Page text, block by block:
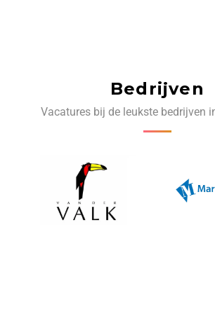
Bedrijven
Vacatures bij de leukste bedrijven